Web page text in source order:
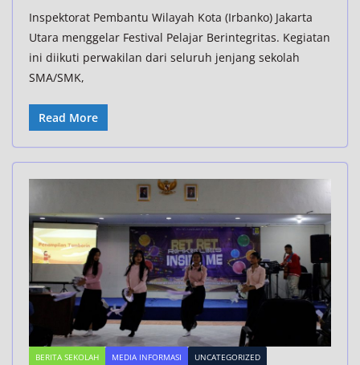
Inspektorat Pembantu Wilayah Kota (Irbanko) Jakarta
Utara menggelar Festival Pelajar Berintegritas. Kegiatan
ini diikuti perwakilan dari seluruh jenjang sekolah
SMA/SMK,
Read More
BERITA SEKOLAH MEDIA INFORMASI UNCATEGORIZED